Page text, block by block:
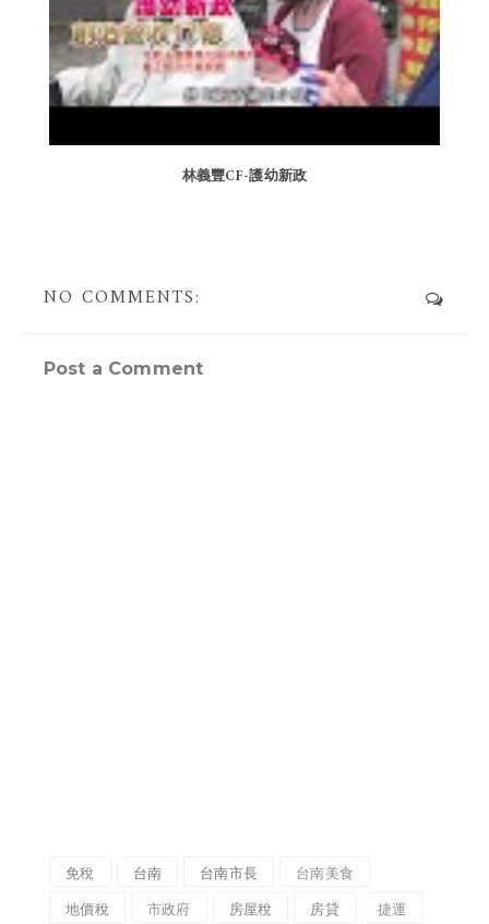
林義豐CF-護幼新政
NO COMMENTS:
Post a Comment
免稅 台南 台南市長 台南美食
地價稅 市政府 房屋稅 房貸 捷運